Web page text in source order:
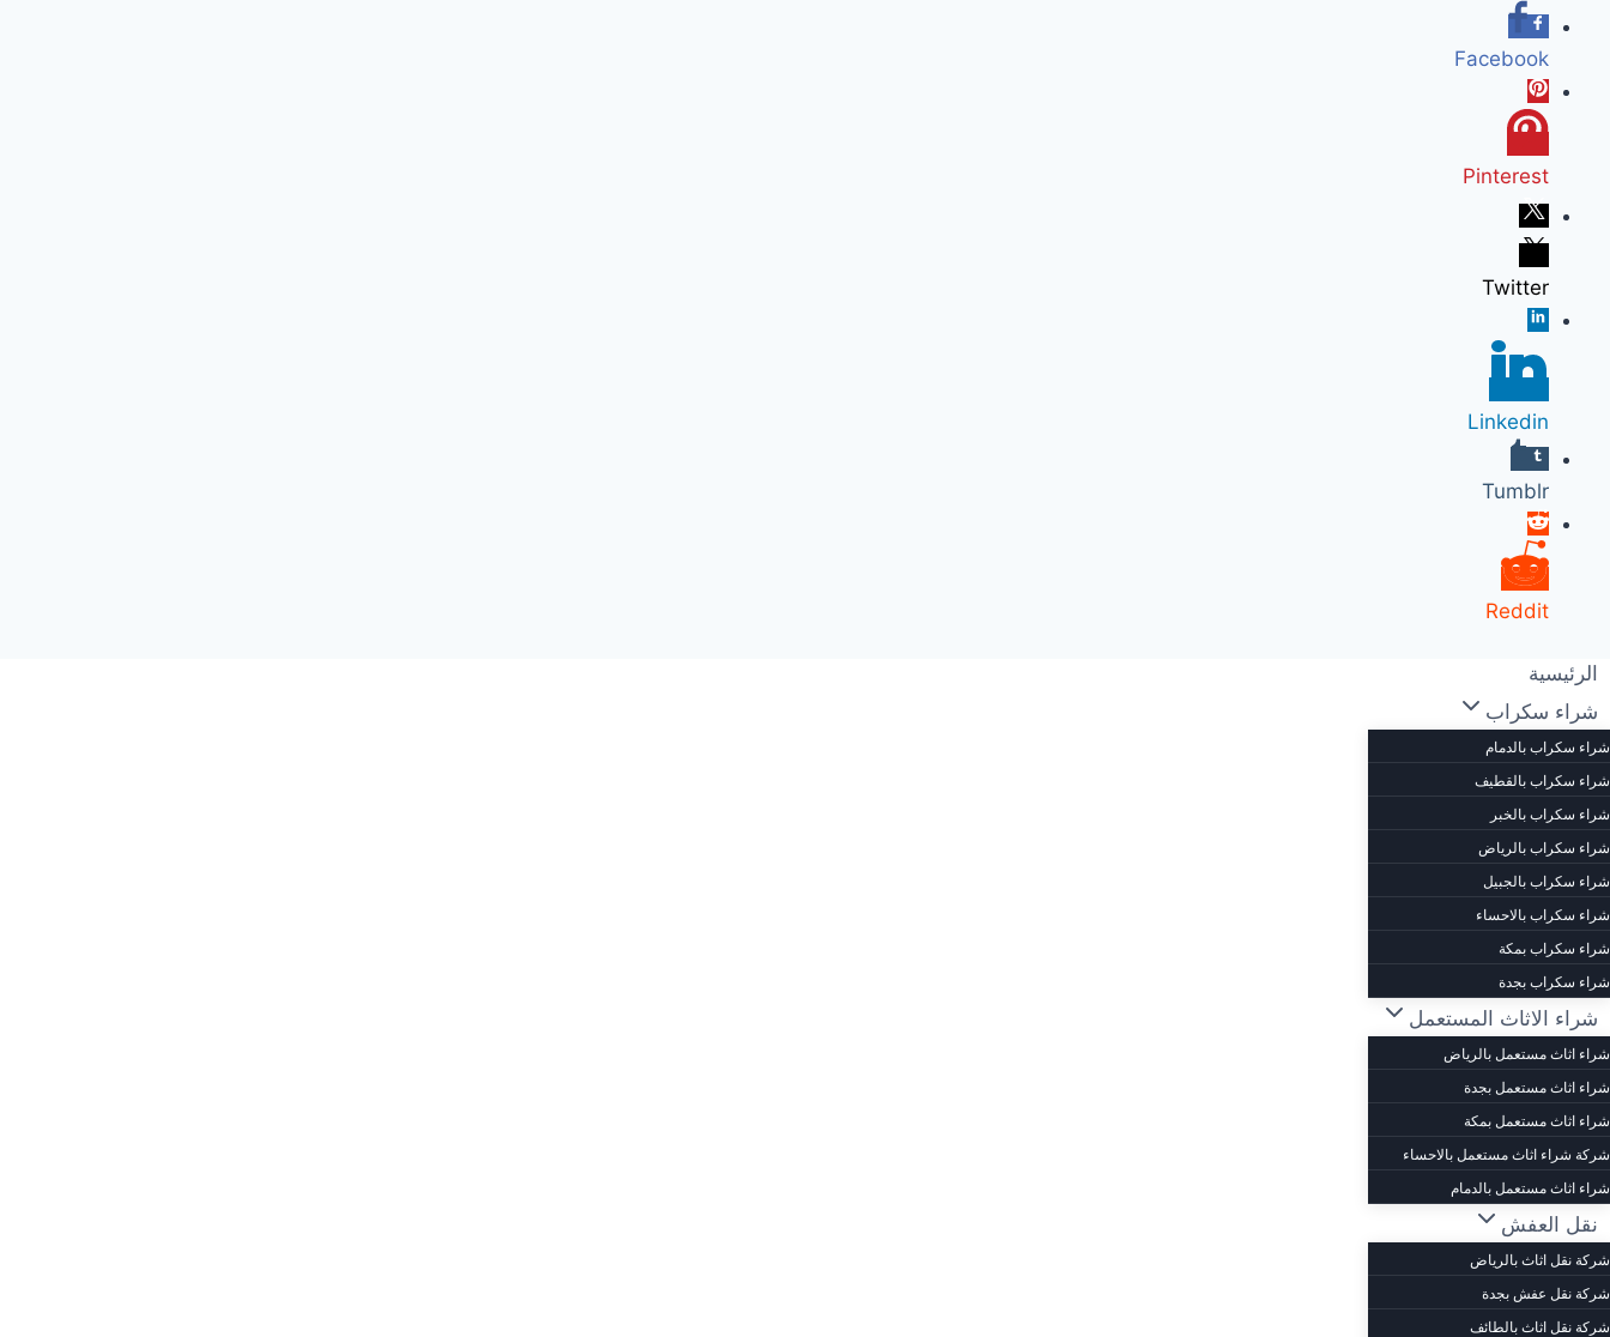
Facebook
Pinterest
Twitter
Linkedin
Tumblr
Reddit
التجاوز
إلى
المحتوى
الرئيسية
شراء سكراب
شراء سكراب بالدمام
شراء سكراب بالقطيف
شراء سكراب بالخبر
شراء سكراب بالرياض
شراء سكراب بالجبيل
شراء سكراب بالاحساء
شراء سكراب بمكة
شراء سكراب بجدة
شراء الاثاث المستعمل
شراء اثاث مستعمل بالرياض
شراء اثاث مستعمل بجدة
شراء اثاث مستعمل بمكة
شركة شراء اثاث مستعمل بالاحساء
شراء اثاث مستعمل بالدمام
نقل العفش
شركة نقل اثاث بالرياض
شركة نقل عفش بجدة
شركة نقل اثاث بالطائف